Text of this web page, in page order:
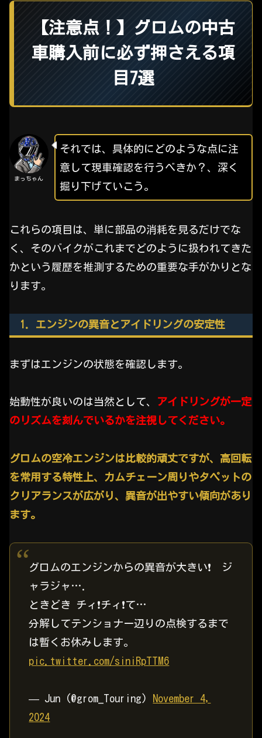
【注意点！】グロムの中古
車購入前に必ず押さえる項
目7選
まっちゃん
それでは、具体的にどのような点に注
意して現車確認を行うべきか？、深く
掘り下げていこう。
これらの項目は、単に部品の消耗を見るだけでな
く、そのバイクがこれまでどのように扱われてきた
かという履歴を推測するための重要な手がかりとな
ります。
1. エンジンの異音とアイドリングの安定性
まずはエンジンの状態を確認します。
始動性が良いのは当然として、
アイドリングが一定
のリズムを刻んでいるかを注視してください。
グロムの空冷エンジンは比較的頑丈ですが、高回転
を常用する特性上、カムチェーン周りやタペットの
クリアランスが広がり、異音が出やすい傾向があり
ます。
グロムのエンジンからの異音が大きい❗ ジ
ャラジャ….
ときどき チィ❗チィ❗て…
分解してテンショナー辺りの点検するまで
は暫くお休みします。
pic.twitter.com/siniRpTTM6
— Jun (@grom_Touring) November 4,
2024